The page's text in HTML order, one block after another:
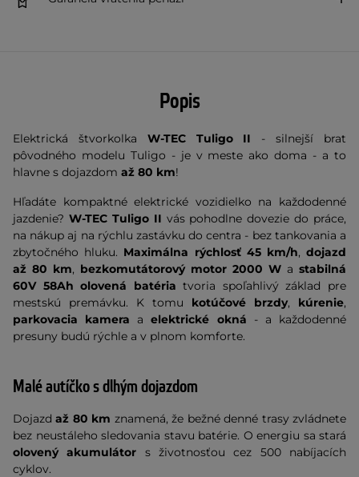
Popis
Elektrická štvorkolka W-TEC Tuligo II - silnejší brat
pôvodného modelu Tuligo - je v meste ako doma - a to
hlavne s dojazdom až 80 km!
Hľadáte kompaktné elektrické vozidielko na každodenné
jazdenie? W-TEC Tuligo II vás pohodlne dovezie do práce,
na nákup aj na rýchlu zastávku do centra - bez tankovania a
zbytočného hluku. Maximálna rýchlosť 45 km/h,dojazd
až 80 km, bezkomutátorový motor 2000 W a stabilná
60V 58Ah olovená batéria tvoria spoľahlivý základ pre
mestskú premávku. K tomu kotúčové brzdy, kúrenie,
parkovacia kamera aelektrické okná - a každodenné
presuny budú rýchle a v plnom komforte.
Malé autíčko s dlhým dojazdom
Dojazdaž 80 km znamená, že bežné denné trasy zvládnete
bez neustáleho sledovania stavu batérie. O energiu sa stará
olovený akumulátor s životnosťou cez 500 nabíjacích
cyklov.